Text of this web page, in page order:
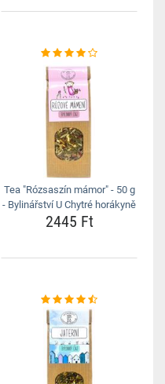
Tea "Rózsaszín mámor" - 50 g
- Bylinářství U Chytré horákyně
2445 Ft